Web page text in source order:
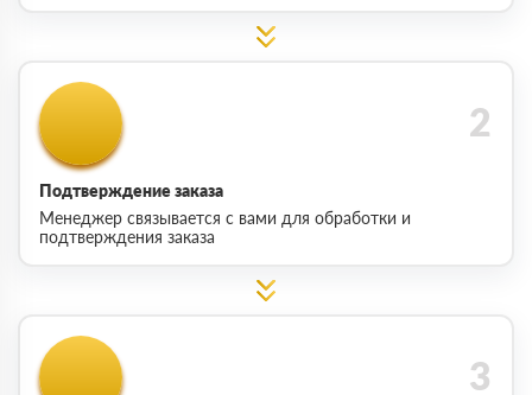
Подтверждение заказа
Менеджер связывается с вами для обработки и
подтверждения заказа